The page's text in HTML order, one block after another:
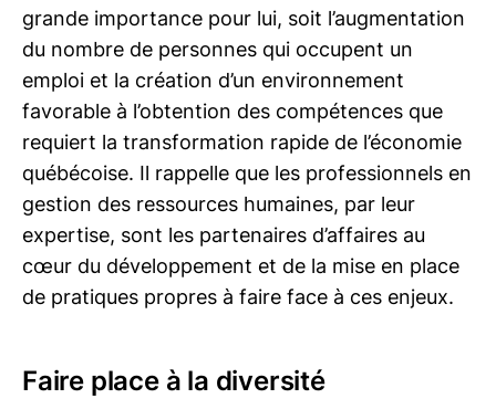
grande importance pour lui, soit l’augmentation
du nombre de personnes qui occupent un
emploi et la création d’un environnement
favorable à l’obtention des compétences que
requiert la transformation rapide de l’économie
québécoise. Il rappelle que les professionnels en
gestion des ressources humaines, par leur
expertise, sont les partenaires d’affaires au
cœur du développement et de la mise en place
de pratiques propres à faire face à ces enjeux.
Faire place à la diversité